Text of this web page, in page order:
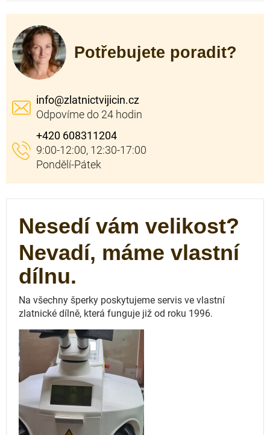
Potřebujete poradit?
info@zlatnictvijicin.cz
+420 608311204
Nesedí vám velikost?
Nevadí, máme vlastní
dílnu.
Na všechny šperky poskytujeme servis ve vlastní
zlatnické dílně, která funguje již od roku 1996.